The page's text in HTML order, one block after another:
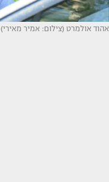
אהוד אולמרט (צילום: אמיר מאירי)